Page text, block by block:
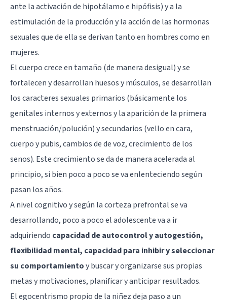
ante la activación de hipotálamo e hipófisis) y a la
estimulación de la producción y la acción de las hormonas
sexuales que de ella se derivan tanto en hombres como en
mujeres.
El cuerpo crece en tamaño (de manera desigual) y se
fortalecen y desarrollan huesos y músculos, se desarrollan
los caracteres sexuales primarios (básicamente los
genitales internos y externos y la aparición de la primera
menstruación/polución) y secundarios (vello en cara,
cuerpo y pubis, cambios de de voz, crecimiento de los
senos). Este crecimiento se da de manera acelerada al
principio, si bien poco a poco se va enlenteciendo según
pasan los años.
A nivel cognitivo y según lacorteza prefrontalse va
desarrollando, poco a poco el adolescente va a ir
adquiriendo capacidad de autocontrol y autogestión,
flexibilidad mental, capacidad para inhibir y seleccionar
su comportamientoy buscar y organizarse sus propias
metas y motivaciones, planificar y anticipar resultados.
El egocentrismo propio de la niñez deja paso a un